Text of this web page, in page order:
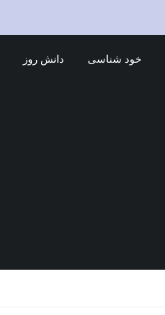
خود شناسی دانش روز